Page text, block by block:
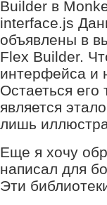
Builder в
interface.js
объявлены в
Flex Builder.
интерфейса и
Остаеться
является
лишь
Еще я хочу
написал для
Эти